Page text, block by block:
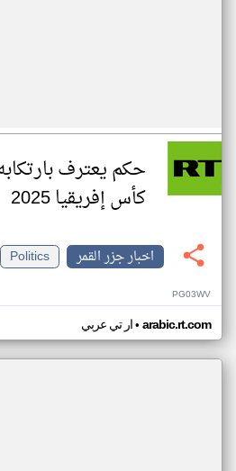
حكم يعترف
كأس إفريقيا 2025
اخبار جزر القمر
Politics
PG03WV
ار تي عربي• arabic.rt.com